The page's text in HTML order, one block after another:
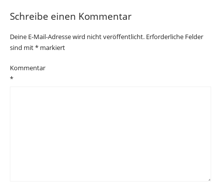
Schreibe einen Kommentar
Deine E-Mail-Adresse wird nicht veröffentlicht. Erforderliche Felder
sind mit* markiert
Kommentar
*